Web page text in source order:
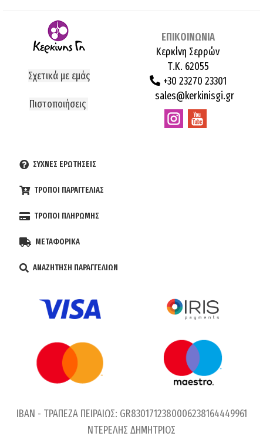
Σχετικά με εμάς
Πιστοποιήσεις
ΕΠΙΚΟΙΝΩΝΙΑ
Κερκίνη Σερρών
Τ.Κ. 62055
+30 23270 23301
sales@kerkinisgi.gr
ΣΥΧΝΕΣ ΕΡΩΤΗΣΕΙΣ
ΤΡΟΠΟΙ ΠΑΡΑΓΓΕΛΙΑΣ
ΤΡΟΠΟΙ ΠΛΗΡΩΜΗΣ
ΜΕΤΑΦΟΡΙΚΑ
ΑΝΑΖΗΤΗΣΗ ΠΑΡΑΓΓΕΛΙΩΝ
IBAN - ΤΡΑΠΕΖΑ ΠΕΙΡΑΙΩΣ: GR8301712380006238164449961
ΝΤΕΡΕΛΗΣ ΔΗΜΗΤΡΙΟΣ